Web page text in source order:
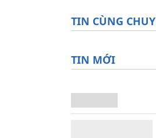
TIN CÙNG
TIN MỚI